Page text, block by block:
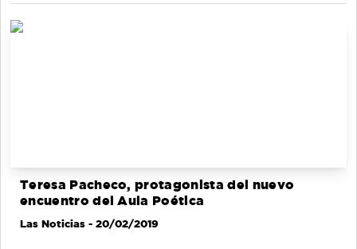
Teresa Pacheco, protagonista del nuevo
encuentro del Aula Poética
Las Noticias - 20/02/2019